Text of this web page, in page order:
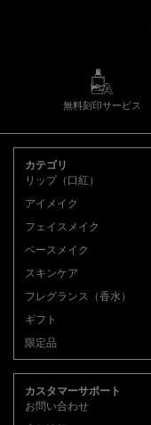
無料刻印サービス
カテゴリ
リップ（口紅）
アイメイク
フェイスメイク
ベースメイク
スキンケア
フレグランス（香水）
ギフト
限定品
カスタマーサポート
お問い合わせ